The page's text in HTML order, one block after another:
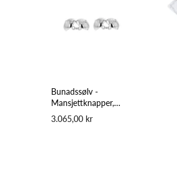
Bunadssølv -
Mansjettknapper,
Gravert
3.065,00 kr